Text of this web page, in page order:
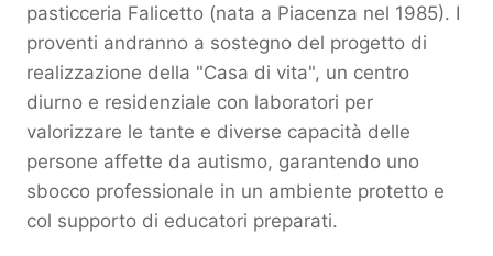
pasticceria Falicetto (nata a Piacenza nel 1985). I
proventi andranno a sostegno del progetto di
realizzazione della "Casa di vita", un centro
diurno e residenziale con laboratori per
valorizzare le tante e diverse capacità delle
persone affette da autismo, garantendo uno
sbocco professionale in un ambiente protetto e
col supporto di educatori preparati.